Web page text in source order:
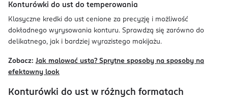
Konturówki do ust do temperowania
Klasyczne kredki do ust cenione za precyzję i możliwość
dokładnego wyrysowania konturu. Sprawdzą się zarówno do
delikatnego, jak i bardziej wyrazistego makijażu.
Zobacz: Jak malować usta? Sprytne sposoby na sposoby na
efektowny look
Konturówki do ust w różnych formatach